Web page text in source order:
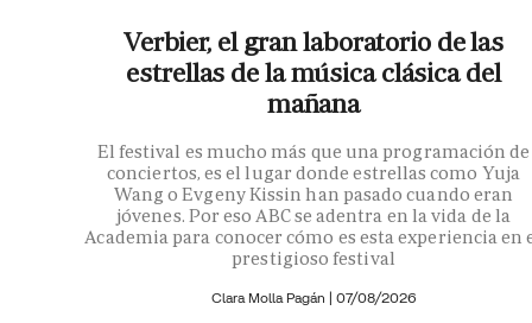
Verbier, el gran laboratorio de las
estrellas de la música clásica del
mañana
El festival es mucho más que una programación de
conciertos, es el lugar donde estrellas como Yuja
Wang o Evgeny Kissin han pasado cuando eran
jóvenes. Por eso ABC se adentra en la vida de la
Academia para conocer cómo es esta experiencia en
prestigioso festival
Clara Molla Pagán | 07/08/2026